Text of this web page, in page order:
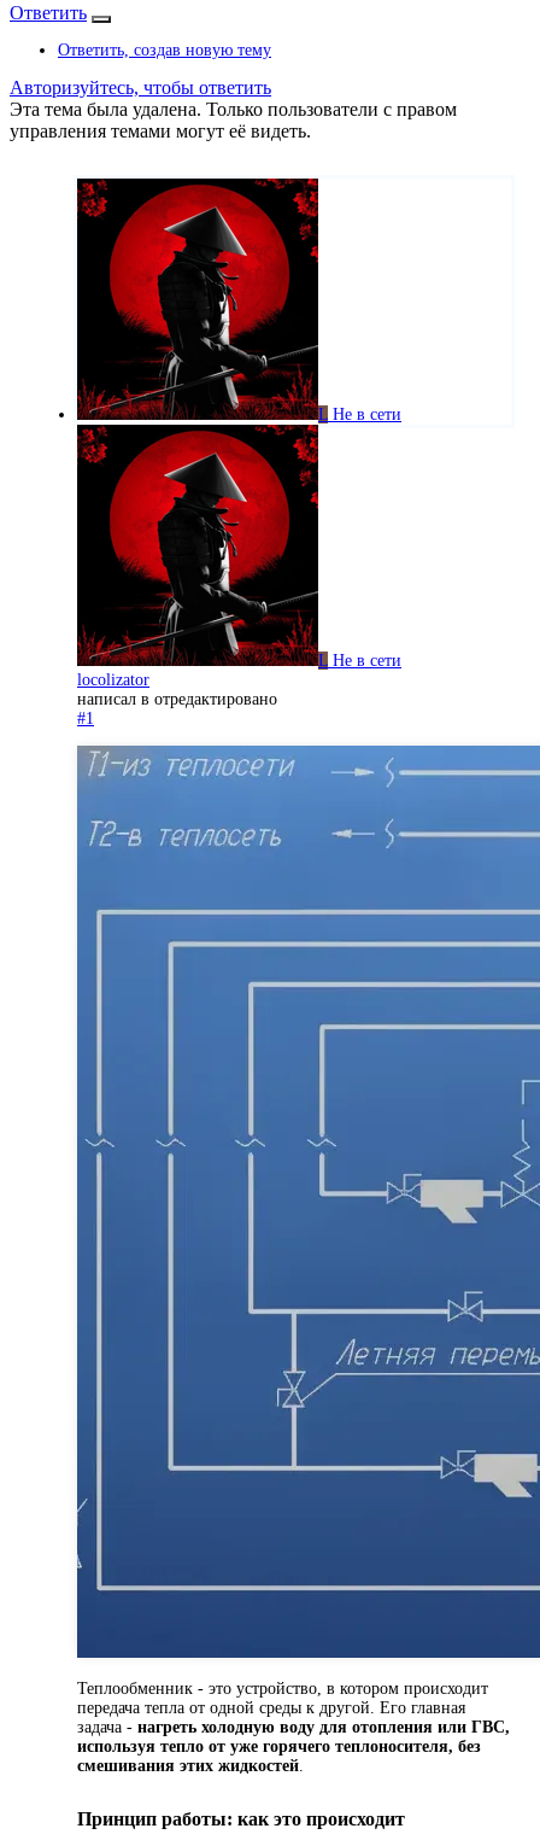
Ответить
Ответить, создав новую тему
Авторизуйтесь, чтобы ответить
Эта тема была удалена. Только пользователи с правом
управления темами могут её видеть.
L Не в сети
L Не в сети
locolizator
написал в отредактировано
#1
Теплообменник - это устройство, в котором происходит
передача тепла от одной среды к другой. Его главная
задача - нагреть холодную воду для отопления или ГВС,
используя тепло от уже горячего теплоносителя, без
смешивания этих жидкостей.
Принцип работы: как это происходит